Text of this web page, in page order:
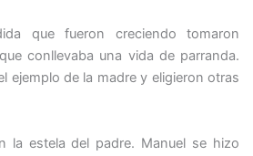
que fueron creciendo tomaron
conllevaba una vida de parranda.
ejemplo de la madre y eligieron otras
la estela del padre. Manuel se hizo